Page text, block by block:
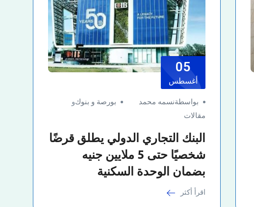
05
أغسطس
بواسطةنسمه محمد بورصة و بنوكو
مقالات
البنك التجاري الدولي يطلق قرضًا
شخصيًا حتى 5 ملايين جنيه
بضمان الوحدة السكنية
اقرأ أكثر